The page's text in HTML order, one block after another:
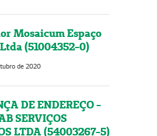
Mosaicum Espaço
(51004352-0)
de 2020
DE ENDEREÇO -
SERVIÇOS
LTDA (54003267-5)